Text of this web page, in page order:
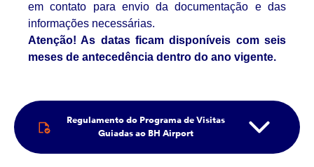
em contato para envio da documentação e das
informações necessárias.
Atenção! As datas ficam disponíveis com seis
meses de antecedência dentro do ano vigente.
Regulamento do Programa de Visitas
Guiadas ao BH Airport